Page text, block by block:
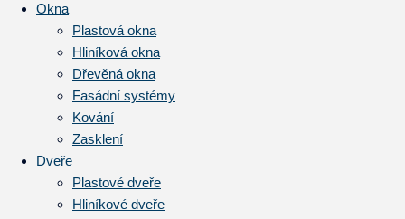
Okna
Plastová okna
Hliníková okna
Dřevěná okna
Fasádní systémy
Kování
Zasklení
Dveře
Plastové dveře
Hliníkové dveře